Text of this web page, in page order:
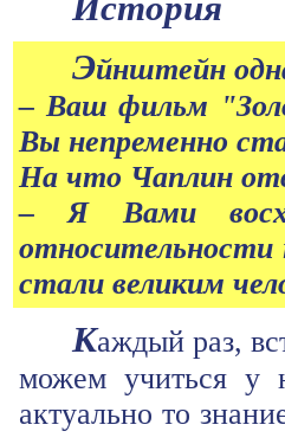
История
Эйнштейн
– Ваш фильм
Вы непременно
На что Чаплин
– Я Вами
стали великим
Каждый раз,
можем учиться у
актуально то